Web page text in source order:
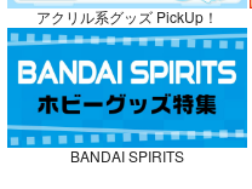
嫁候補、うちに住むらしい。 #古民
家・美少女3人・耳付き幼馴染
アクリル系グッズ PickUp！
BANDAI SPIRITS